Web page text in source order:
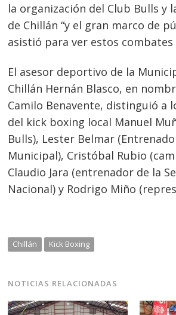
la organización del Club Bulls y
de Chillán “y el gran marco de
asistió para ver estos combates
El asesor deportivo de la
Chillán Hernán Blasco, en
Camilo Benavente, distinguió a
del kick boxing local Manuel
Bulls), Lester Belmar
Municipal), Cristóbal Rubio
Claudio Jara (entrenador de la
Nacional) y Rodrigo Miño
Chillán Kick Boxing
NOTICIAS RELACIONADAS